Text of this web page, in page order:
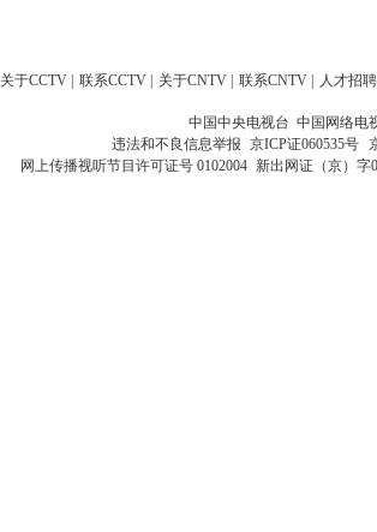
关于CCTV 联系CCTV 关于CNTV 联系CNTV 人才招聘
中国中央电视台 中国网络电
违法和不良信息举报 京ICP证060535号
网上传播视听节目许可证号 0102004 新出网证（京）